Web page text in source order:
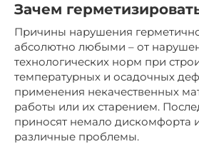
Зачем
Причины нарушения
абсолютно любыми – от
технологических норм при
температурных и осадочных
применения некачественных
работы или их старением.
приносят немало дискомфорта
различные проблемы.